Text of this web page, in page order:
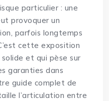
particulier : une
provoquer un
parfois longtemps
cette exposition
et qui pèse sur
garanties dans
guide complet de
l’articulation entre